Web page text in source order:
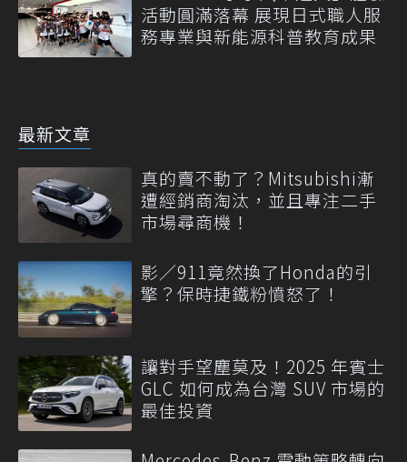
活動圓滿落幕 展現日式職人服
務專業與新能源科普教育成果
最新文章
真的賣不動了？Mitsubishi漸
遭經銷商淘汰，並且專注二手
市場尋商機！
影／911竟然換了Honda的引
擎？保時捷鐵粉憤怒了！
讓對手望塵莫及！2025 年賓士
GLC 如何成為台灣 SUV 市場的
最佳投資